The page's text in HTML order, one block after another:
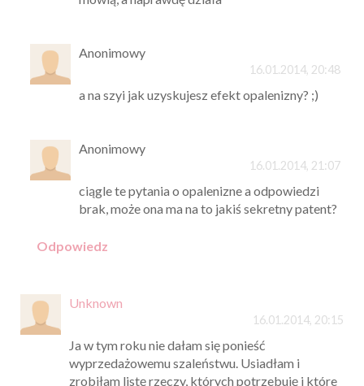
Anonimowy
16.01.2014, 20:48
a na szyi jak uzyskujesz efekt opalenizny? ;)
Anonimowy
16.01.2014, 21:07
ciągle te pytania o opalenizne a odpowiedzi
brak, może ona ma na to jakiś sekretny patent?
Odpowiedz
Unknown
16.01.2014, 20:15
Ja w tym roku nie dałam się ponieść
wyprzedażowemu szaleństwu. Usiadłam i
zrobiłam listę rzeczy, których potrzebuję i które